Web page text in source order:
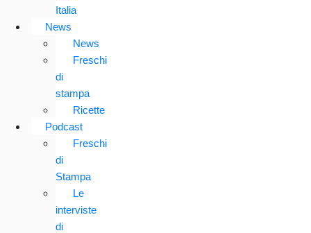
Italia
News
News
Freschi
di
stampa
Ricette
Podcast
Freschi
di
Stampa
Le
interviste
di